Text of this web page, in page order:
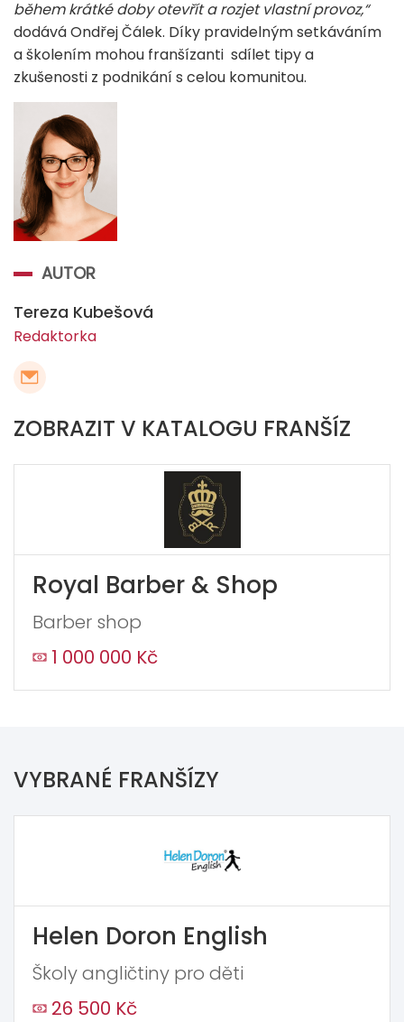
během krátké doby otevřít a rozjet vlastní provoz,“
dodává Ondřej Čálek. Díky pravidelným setkáváním
a školením mohou franšízanti sdílet tipy a
zkušenosti z podnikání s celou komunitou.
AUTOR
Tereza Kubešová
Redaktorka
ZOBRAZIT V KATALOGU FRANŠÍZ
Royal Barber & Shop
Barber shop
1 000 000 Kč
VYBRANÉ FRANŠÍZY
Helen Doron English
Školy angličtiny pro děti
26 500 Kč